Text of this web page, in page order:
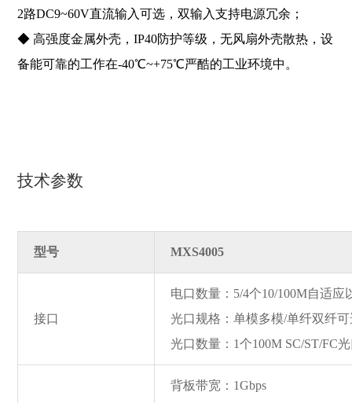
2路DC9~60V直流输入可选，双输入支持电源冗余；
◆ 高强度金属外壳，IP40防护等级，无风扇外壳散热，设
备能可靠的工作在-40℃~+75℃严酷的工业环境中。
技术参数
型号 MXS4005
接口
电口数量：5/4个10/100M自适应
光口规格：单模多模/单纤双纤
光口数量：1个100M SC/ST/FC
背板带宽：1Gbps